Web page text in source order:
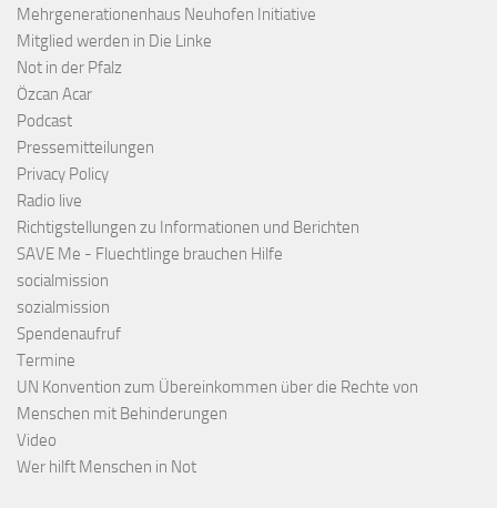
Mehrgenerationenhaus Neuhofen Initiative
Mitglied werden in Die Linke
Not in der Pfalz
Özcan Acar
Podcast
Pressemitteilungen
Privacy Policy
Radio live
Richtigstellungen zu Informationen und Berichten
SAVE Me - Fluechtlinge brauchen Hilfe
socialmission
sozialmission
Spendenaufruf
Termine
UN Konvention zum Übereinkommen über die Rechte von
Menschen mit Behinderungen
Video
Wer hilft Menschen in Not